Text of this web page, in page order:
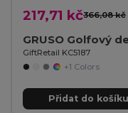
217,71 kč366,08 kč
GRUSO Golfový
GiftRetail KC5187
+1 Colors
Přidat do košíku